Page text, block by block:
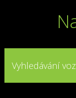
Vyhledávání